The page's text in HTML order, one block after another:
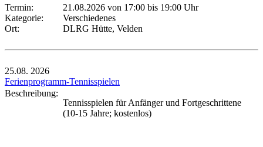
Termin:
21.08.2026 von 17:00 bis 19:00 Uhr
Kategorie:
Verschiedenes
Ort:
DLRG Hütte, Velden
25.08. 2026
Ferienprogramm-Tennisspielen
Beschreibung:
Tennisspielen für Anfänger und Fortgeschrittene
(10-15 Jahre; kostenlos)